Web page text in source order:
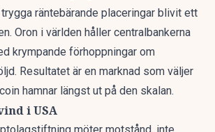
räntebärande placeringar blivit ett
Oron i världen håller centralbankerna
krympande förhoppningar om
Resultatet är en marknad som väljer
hamnar längst ut på den skalan.
i USA